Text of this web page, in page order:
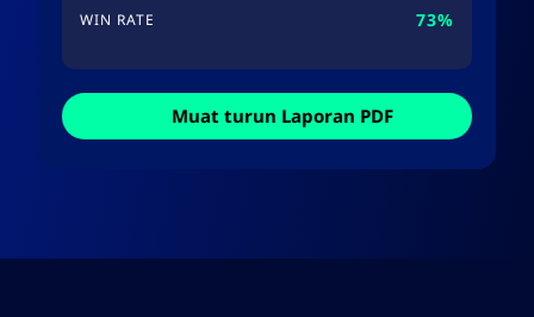
WIN RATE 73%
Muat turun Laporan PDF